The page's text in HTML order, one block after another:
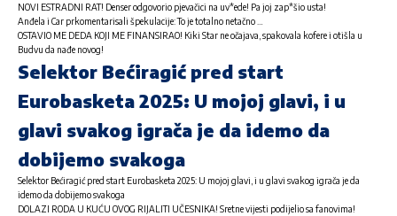
NOVI ESTRADNI RAT! Denser odgovorio pjevačici na uv*ede! Pa joj zap*šio usta!
Anđela i Car prkomentarisali špekulacije: To je totalno netačno …
OSTAVIO ME DEDA KOJI ME FINANSIRAO! Kiki Star ne očajava, spakovala kofere i otišla u
Budvu da nađe novog!
Selektor Bećiragić pred start
Eurobasketa 2025: U mojoj glavi, i u
glavi svakog igrača je da idemo da
dobijemo svakoga
Selektor Bećiragić pred start Eurobasketa 2025: U mojoj glavi, i u glavi svakog igrača je da
idemo da dobijemo svakoga
DOLAZI RODA U KUĆU OVOG RIJALITI UČESNIKA! Sretne vijesti podijelio sa fanovima!